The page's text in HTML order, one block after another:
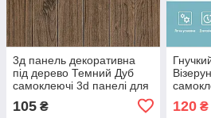
3д панель декоративна
під дерево Темний Дуб
самоклеючі 3d панелі для
стін дошки 700x700x5 мм
(83) SW-00000018
105 ₴ 120₴